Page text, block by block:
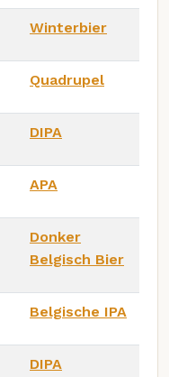
Winterbier
Quadrupel
DIPA
APA
Donker
Belgisch Bier
Belgische IPA
DIPA